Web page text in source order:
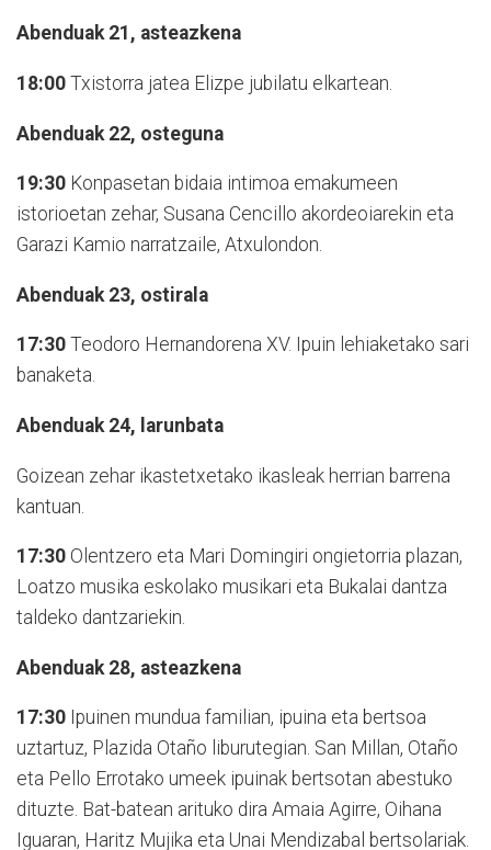
Abenduak 21, asteazkena
18:00 Txistorra jatea Elizpe jubilatu elkartean.
Abenduak 22, osteguna
19:30 Konpasetan bidaia intimoa emakumeen
istorioetan zehar, Susana Cencillo akordeoiarekin eta
Garazi Kamio narratzaile, Atxulondon.
Abenduak 23, ostirala
17:30 Teodoro Hernandorena XV. Ipuin lehiaketako sari
banaketa.
Abenduak 24, larunbata
Goizean zehar ikastetxetako ikasleak herrian barrena
kantuan.
17:30 Olentzero eta Mari Domingiri ongietorria plazan,
Loatzo musika eskolako musikari eta Bukalai dantza
taldeko dantzariekin.
Abenduak 28, asteazkena
17:30 Ipuinen mundua familian, ipuina eta bertsoa
uztartuz, Plazida Otaño liburutegian. San Millan, Otaño
eta Pello Errotako umeek ipuinak bertsotan abestuko
dituzte. Bat-batean arituko dira Amaia Agirre, Oihana
Iguaran, Haritz Mujika eta Unai Mendizabal bertsolariak.